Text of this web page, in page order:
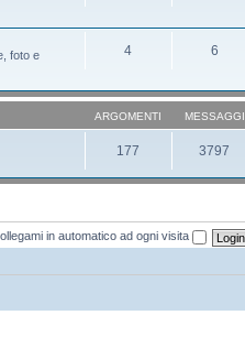
foto e
4 6
ARGOMENTI MESSAGGI
177 3797
in automatico ad ogni visita